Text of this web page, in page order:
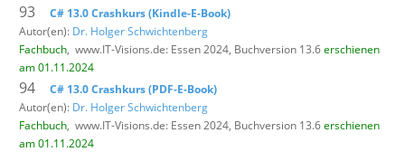
93
C# 13.0 Crashkurs (Kindle-E-Book)
Autor(en): Dr. Holger Schwichtenberg
Fachbuch, www.IT-Visions.de: Essen 2024, Buchversion 13.6erschienen
am 01.11.2024
94
C# 13.0 Crashkurs (PDF-E-Book)
Autor(en): Dr. Holger Schwichtenberg
Fachbuch, www.IT-Visions.de: Essen 2024, Buchversion 13.6erschienen
am 01.11.2024